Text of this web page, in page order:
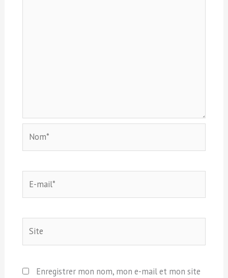
mail*
Enregistrer mon nom, mon e-mail et mon site